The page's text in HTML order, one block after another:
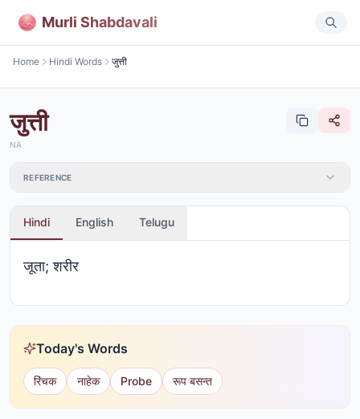
Murli Shabdavali
Home Hindi Words जुत्ती
जुत्ती
NA
REFERENCE
Hindi English Telugu
जूता; शरीर
Today's Words
रिंचक नाहेक Probe रूप बसन्त